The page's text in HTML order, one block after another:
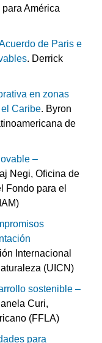
América
de Paris e
. Derrick
en zonas
Caribe. Byron
de
–
Negi, Oficina de
Fondo para el
Internacional
(UICN)
sostenible –
Curi,
(FFLA)
para